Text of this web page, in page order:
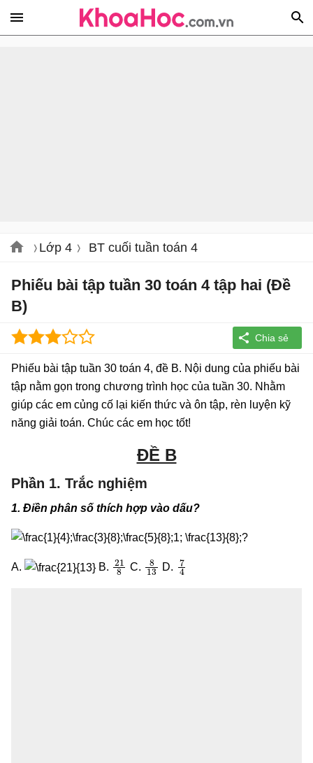
Lớp 4 BT cuối tuần toán 4
Phiếu bài tập tuần 30 toán 4 tập hai (Đề
B)
Phiếu bài tập tuần 30 toán 4, đề B. Nội dung của phiếu bài
tập nằm gọn trong chương trình học của tuần 30. Nhằm
giúp các em củng cố lại kiến thức và ôn tập, rèn luyện kỹ
năng giải toán. Chúc các em học tốt!
ĐỀ B
Phần 1. Trắc nghiệm
1. Điền phân số thích hợp vào dấu?
A. B.
21 8
C.
813
D.
74